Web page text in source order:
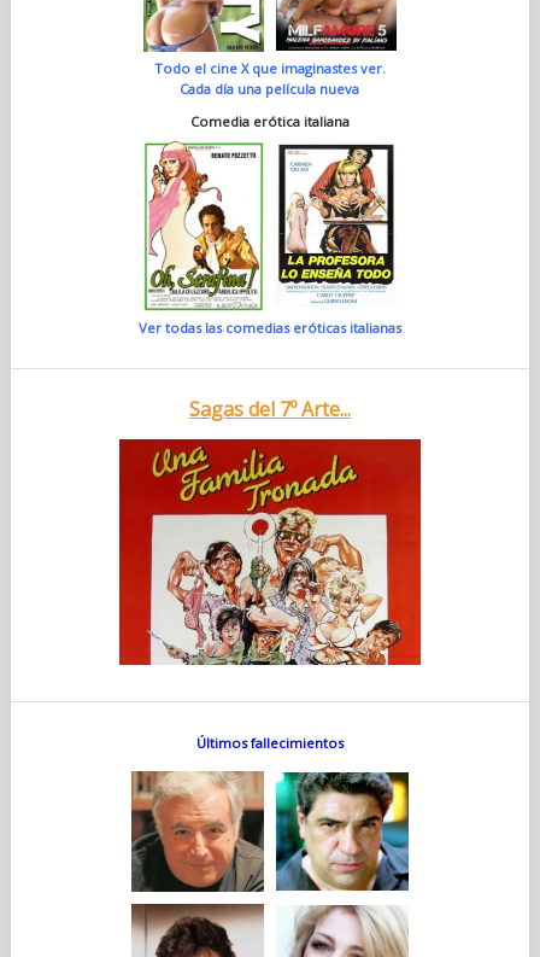
Todo el cine X que imaginastes ver.
Cada día una película nueva
Comedia erótica italiana
Ver todas las comedias eróticas italianas
Sagas del 7º Arte...
Últimos fallecimientos